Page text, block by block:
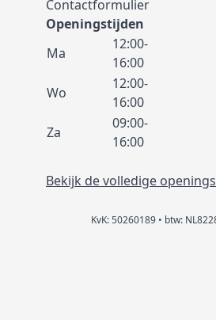
Contactformulier
Openingstijden
Ma
12:00-
16:00
Wo
12:00-
16:00
Za
09:00-
16:00
Bekijk de volledige
KvK: 50260189 • btw: